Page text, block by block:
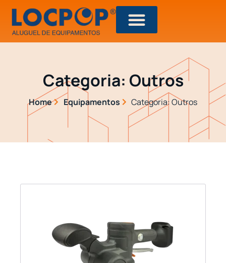
Categoria: Outros
Home Equipamentos Categoria: Outros